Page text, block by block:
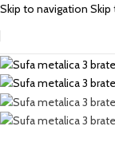
Skip to navigation